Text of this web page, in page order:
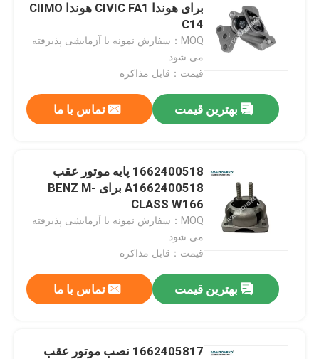
برای هوندا CIVIC FA1 هوندا CIIMO
C14
MOQ：سفارش نمونه یا آزمایشی پذیرفته
می شود
قیمت：قابل مذاکره
بهترین قیمت تماس با ما
1662400518 پایه موتور عقب
A1662400518 برای BENZ M-
CLASS W166
MOQ：سفارش نمونه یا آزمایشی پذیرفته
می شود
قیمت：قابل مذاکره
بهترین قیمت تماس با ما
1662405817 نصب موتور عقب